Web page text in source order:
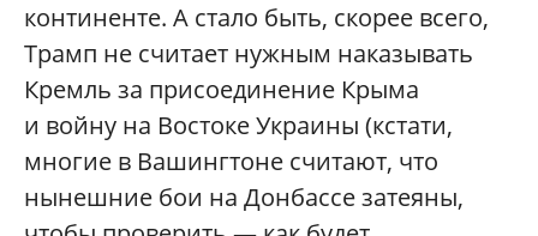
континенте. А стало быть, скорее всего,
Трамп не считает нужным наказывать
Кремль за присоединение Крыма
и войну на Востоке Украины (кстати,
многие в Вашингтоне считают, что
нынешние бои на Донбассе затеяны,